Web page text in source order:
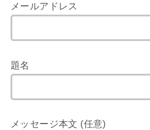
メールアドレス
題名
メッセージ本文 (任意)